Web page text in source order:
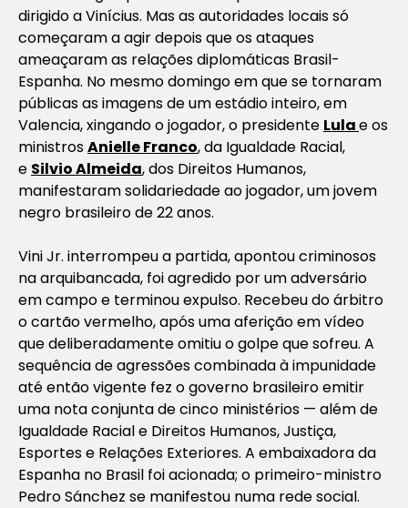
dirigido a Vinícius. Mas as autoridades locais só
começaram a agir depois que os ataques
ameaçaram as relações diplomáticas Brasil-
Espanha. No mesmo domingo em que se tornaram
públicas as imagens de um estádio inteiro, em
Valencia, xingando o jogador, o presidente Lulae os
ministrosAnielle Franco, da Igualdade Racial,
e Silvio Almeida, dos Direitos Humanos,
manifestaram solidariedade ao jogador, um jovem
negro brasileiro de 22 anos.
Vini Jr. interrompeu a partida, apontou criminosos
na arquibancada, foi agredido por um adversário
em campo e terminou expulso. Recebeu do árbitro
o cartão vermelho, após uma aferição em vídeo
que deliberadamente omitiu o golpe que sofreu. A
sequência de agressões combinada à impunidade
até então vigente fez o governo brasileiro emitir
uma nota conjunta de cinco ministérios — além de
Igualdade Racial e Direitos Humanos, Justiça,
Esportes e Relações Exteriores. A embaixadora da
Espanha no Brasil foi acionada; o primeiro-ministro
Pedro Sánchez se manifestou numa rede social.